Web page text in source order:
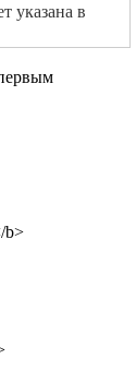
указана в